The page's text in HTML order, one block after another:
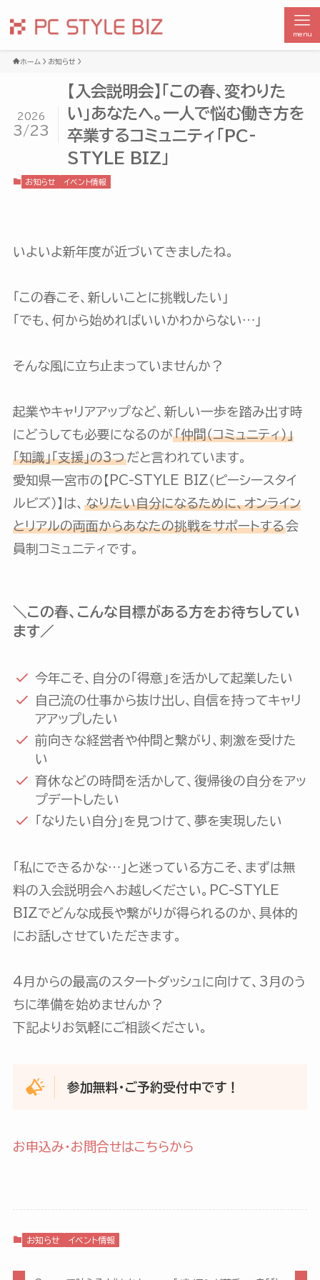
menu
ホーム お知らせ
【入会説明会】「この春、変わりた
い」あなたへ。一人で悩む働き方を
卒業するコミュニティ「PC-
STYLE BIZ」
2026
3/23
お知らせ イベント情報
いよいよ新年度が近づいてきましたね。
「この春こそ、新しいことに挑戦したい」
「でも、何から始めればいいかわからない…」
そんな風に立ち止まっていませんか？
起業やキャリアアップなど、新しい一歩を踏み出す時
にどうしても必要になるのが「仲間（コミュニティ）」
「知識」「支援」の3つだと言われています。
愛知県一宮市の【PC-STYLE BIZ（ピーシースタイ
ルビズ）】は、 なりたい自分になるために、オンライン
とリアルの両面からあなたの挑戦をサポートする会
員制コミュニティです。
＼この春、こんな目標がある方をお待ちしてい
ます／
今年こそ、自分の「得意」を活かして起業したい
自己流の仕事から抜け出し、自信を持ってキャリ
アアップしたい
前向きな経営者や仲間と繋がり、刺激を受けた
い
育休などの時間を活かして、復帰後の自分をアッ
プデートしたい
「なりたい自分」を見つけて、夢を実現したい
「私にできるかな…」と迷っている方こそ、まずは無
料の入会説明会へお越しください。PC-STYLE
BIZでどんな成長や繋がりが得られるのか、具体的
にお話しさせていただきます。
4月からの最高のスタートダッシュに向けて、3月のう
ちに準備を始めませんか？
下記よりお気軽にご相談ください。
参加無料・ご予約受付中です！
お申込み・お問合せはこちらから
お知らせ イベント情報